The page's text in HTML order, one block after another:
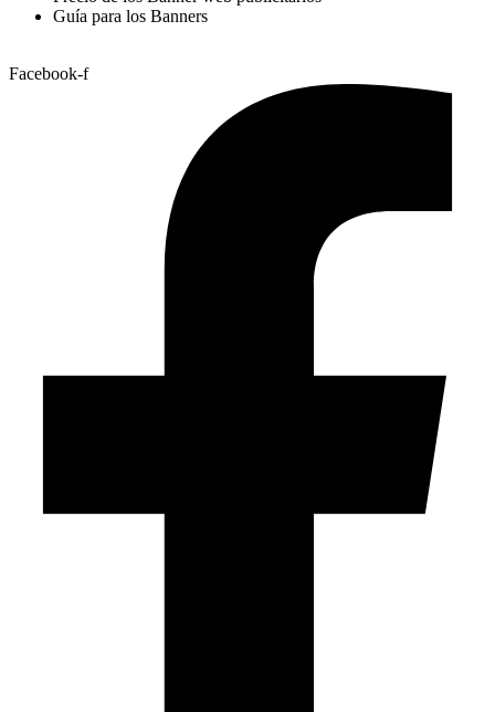
Guía para los Banners
Facebook-f